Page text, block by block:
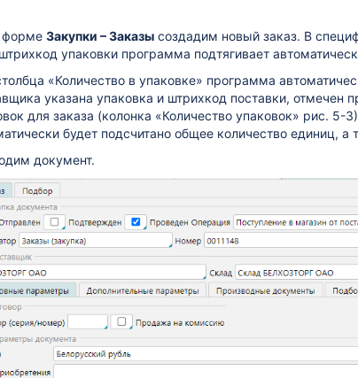
приходе
Закупки – Заказы создадим новый заказ. В
упаковки программа подтягивает
«Количество в упаковке» программа
указана упаковка и штрихкод поставки, отмечен
для заказа (колонка «Количество упаковок» рис.
будет подсчитано общее количество единиц,
документ.